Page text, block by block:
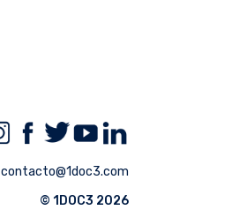
contacto@1doc3.com
© 1DOC3 2026